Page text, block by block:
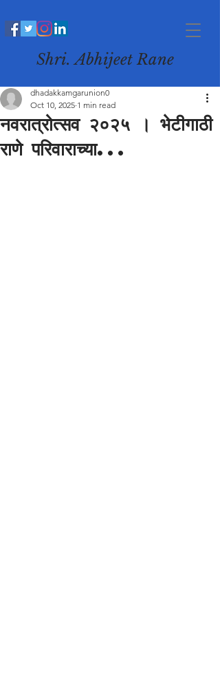
Shri. Abhijeet Rane
नवरात्रोत्सव २०२५ । भेटीगाठी
राणे परिवाराच्या...
dhadakkamgarunion0
Oct 10, 2025 1 min read